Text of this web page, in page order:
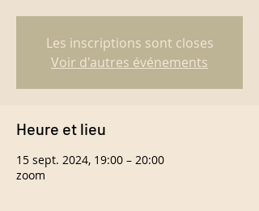
Les inscriptions sont closes
Voir d'autres événements
Heure et lieu
15 sept. 2024, 19:00 – 20:00
zoom